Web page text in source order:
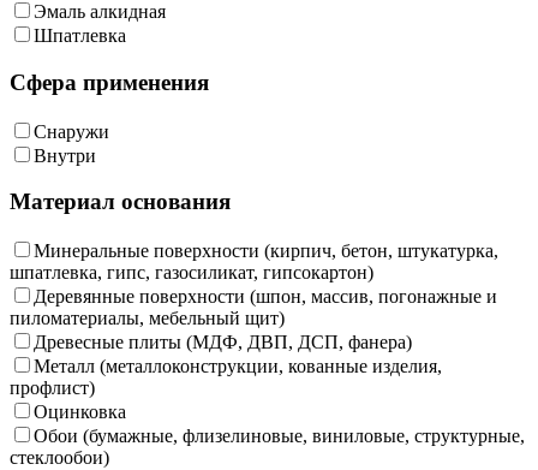
Эмаль алкидная
Шпатлевка
Сфера применения
Снаружи
Внутри
Материал основания
Минеральные поверхности (кирпич, бетон, штукатурка,
шпатлевка, гипс, газосиликат, гипсокартон)
Деревянные поверхности (шпон, массив, погонажные и
пиломатериалы, мебельный щит)
Древесные плиты (МДФ, ДВП, ДСП, фанера)
Металл (металлоконструкции, кованные изделия,
профлист)
Оцинковка
Обои (бумажные, флизелиновые, виниловые, структурные,
стеклообои)